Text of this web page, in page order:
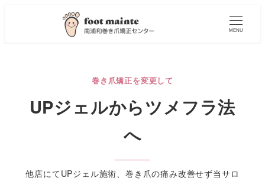
MENU
巻き爪矯正を変更して
UPジェルからツメフラ法
へ
他店にてUPジェル施術、巻き爪の痛み改善せず当サロ